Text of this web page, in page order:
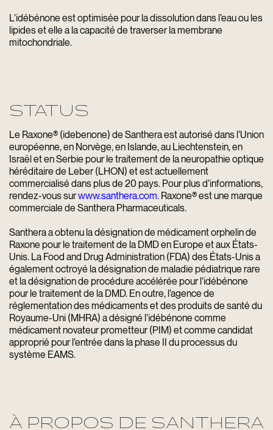
L’idébénone est optimisée pour la dissolution dans l’eau ou les
lipides et elle a la capacité de traverser la membrane
mitochondriale.
STATUS
Le Raxone® (idebenone) de Santhera est autorisé dans l’Union
européenne, en Norvège, en Islande, au Liechtenstein, en
Israël et en Serbie pour le traitement de la neuropathie optique
héréditaire de Leber (LHON) et est actuellement
commercialisé dans plus de 20 pays. Pour plus d’informations,
rendez-vous surwww.santhera.com. Raxone® est une marque
commerciale de Santhera Pharmaceuticals.
Santhera a obtenu la désignation de médicament orphelin de
Raxone pour le traitement de la DMD en Europe et aux États-
Unis. La Food and Drug Administration (FDA) des États-Unis a
également octroyé la désignation de maladie pédiatrique rare
et la désignation de procédure accélérée pour l’idébénone
pour le traitement de la DMD. En outre, l’agence de
réglementation des médicaments et des produits de santé du
Royaume-Uni (MHRA) a désigné l’idébénone comme
médicament novateur prometteur (PIM) et comme candidat
approprié pour l’entrée dans la phase II du processus du
système EAMS.
À PROPOS DE SANTHERA